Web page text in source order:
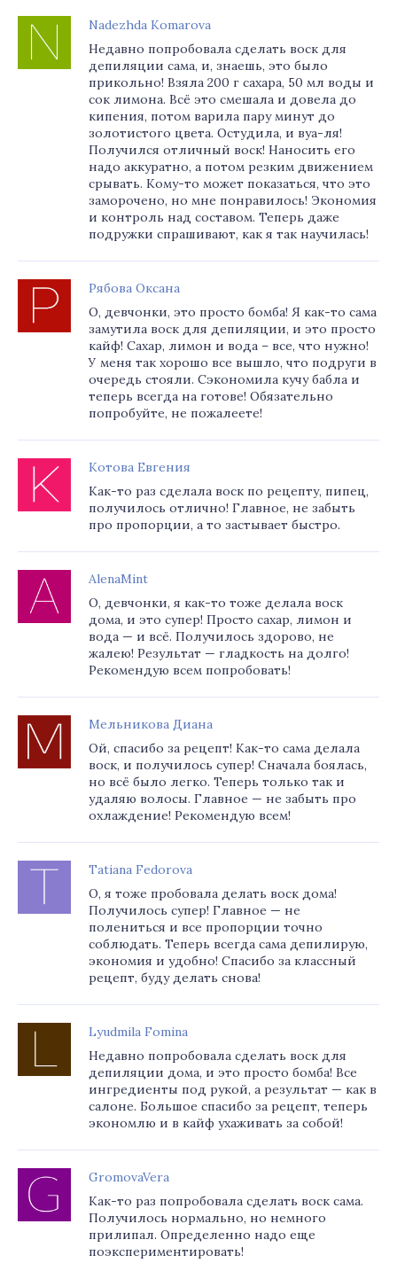
Nadezhda Komarova
Недавно попробовала сделать воск для
депиляции сама, и, знаешь, это было
прикольно! Взяла 200 г сахара, 50 мл воды и
сок лимона. Всё это смешала и довела до
кипения, потом варила пару минут до
золотистого цвета. Остудила, и вуа-ля!
Получился отличный воск! Наносить его
надо аккуратно, а потом резким движением
срывать. Кому-то может показаться, что это
заморочено, но мне понравилось! Экономия
и контроль над составом. Теперь даже
подружки спрашивают, как я так научилась!
Рябова Оксана
О, девчонки, это просто бомба! Я как-то сама
замутила воск для депиляции, и это просто
кайф! Сахар, лимон и вода – все, что нужно!
У меня так хорошо все вышло, что подруги в
очередь стояли. Сэкономила кучу бабла и
теперь всегда на готове! Обязательно
попробуйте, не пожалеете!
Котова Евгения
Как-то раз сделала воск по рецепту, пипец,
получилось отлично! Главное, не забыть
про пропорции, а то застывает быстро.
AlenaMint
О, девчонки, я как-то тоже делала воск
дома, и это супер! Просто сахар, лимон и
вода — и всё. Получилось здорово, не
жалею! Результат — гладкость на долго!
Рекомендую всем попробовать!
Мельникова Диана
Ой, спасибо за рецепт! Как-то сама делала
воск, и получилось супер! Сначала боялась,
но всё было легко. Теперь только так и
удаляю волосы. Главное — не забыть про
охлаждение! Рекомендую всем!
Tatiana Fedorova
О, я тоже пробовала делать воск дома!
Получилось супер! Главное — не
полениться и все пропорции точно
соблюдать. Теперь всегда сама депилирую,
экономия и удобно! Спасибо за классный
рецепт, буду делать снова!
Lyudmila Fomina
Недавно попробовала сделать воск для
депиляции дома, и это просто бомба! Все
ингредиенты под рукой, а результат — как в
салоне. Большое спасибо за рецепт, теперь
экономлю и в кайф ухаживать за собой!
GromovaVera
Как-то раз попробовала сделать воск сама.
Получилось нормально, но немного
прилипал. Определенно надо еще
поэкспериментировать!